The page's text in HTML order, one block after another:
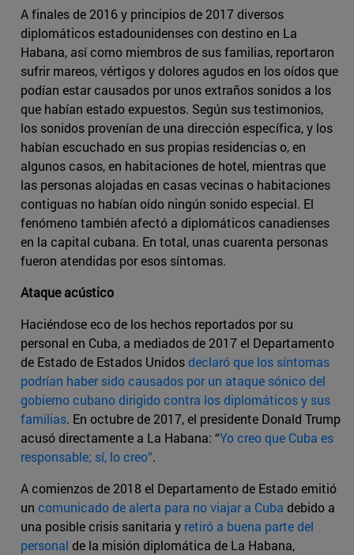
A finales de 2016 y principios de 2017 diversos
diplomáticos estadounidenses con destino en La
Habana, así como miembros de sus familias, reportaron
sufrir mareos, vértigos y dolores agudos en los oídos que
podían estar causados por unos extraños sonidos a los
que habían estado expuestos. Según sus testimonios,
los sonidos provenían de una dirección específica, y los
habían escuchado en sus propias residencias o, en
algunos casos, en habitaciones de hotel, mientras que
las personas alojadas en casas vecinas o habitaciones
contiguas no habían oído ningún sonido especial. El
fenómeno también afectó a diplomáticos canadienses
en la capital cubana. En total, unas cuarenta personas
fueron atendidas por esos síntomas.
Ataque acústico
Haciéndose eco de los hechos reportados por su
personal en Cuba, a mediados de 2017 el Departamento
de Estado de Estados Unidosdeclaró que los síntomas
podrían haber sido causados por un ataque sónico del
gobierno cubano dirigido contra los diplomáticos y sus
familias. En octubre de 2017, el presidente Donald Trump
acusó directamente a La Habana: “Yo creo que Cuba es
responsable; sí, lo creo”.
A comienzos de 2018 el Departamento de Estado emitió
un comunicado de alerta para no viajar a Cuba debido a
una posible crisis sanitaria y retiró a buena parte del
personal de la misión diplomática de La Habana,